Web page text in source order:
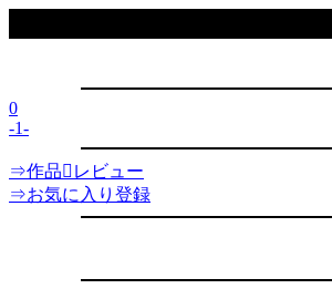
0
-1-
⇒作品レビュー
⇒お気に入り登録